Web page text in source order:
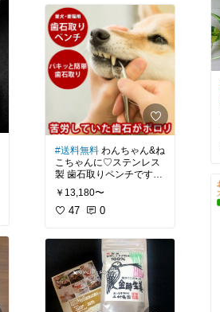
そのステージを飛ばして
メガビタミン取り入れて
もただの無駄ですし、最
初のステージを理解し、
実践するだけでも楽にな
れる人は多々いると感じ
ています。
大きな病気ではなくて
も、血圧の薬飲んでいる
人、膝が痛いとかぎっく
り腰を繰り返している
人、疲れやすい人、子供
の多動、不登校など何で
も元はと言えば.....
全部話してしまいたいけ
プレゼントにもおすすめ
(11月22日更新)
#ベストセラー
#おすすめ
が損だと思ってます。心
療内科医の先生なので仕
方ないのかも知れないで
すが。
「鬱じゃないから関係な
い」と、スルーしてしま
いそうですが、そうでは
ない人&男性にもおすす
めの1冊です。
老若男女問わず、ATPセ
ットは推奨したいくらい
です。
私はMEC食関連で藤川徳
き、色々と調べ、参考に
ってます。
以前はエアコンの効いた
部屋では靴下やネックウ
ォーマーで保護する程の
冷え症でした。
#送料無料 わんちゃん&ね
こちゃんに♡ステンレス
製 歯石取りペンチです。
ずーっと悩んでます。
16歳になった愛犬に歯石
以前は鶏ガラや骨付き肉
を食べて勝手にケア出来
ていたのですが、最近は
食べムラがあって上手く
行きません。
￥13,180〜
47 0